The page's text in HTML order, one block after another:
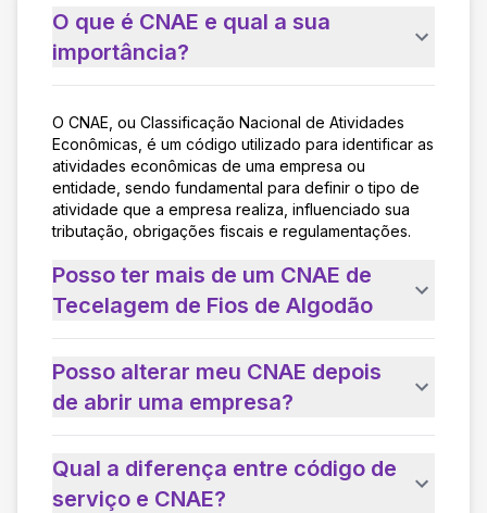
O que é CNAE e qual a sua
importância?
O CNAE, ou Classificação Nacional de Atividades
Econômicas, é um código utilizado para identificar as
atividades econômicas de uma empresa ou
entidade, sendo fundamental para definir o tipo de
atividade que a empresa realiza, influenciado sua
tributação, obrigações fiscais e regulamentações.
Posso ter mais de um CNAE de
Tecelagem de Fios de Algodão
Posso alterar meu CNAE depois
de abrir uma empresa?
Qual a diferença entre código de
serviço e CNAE?